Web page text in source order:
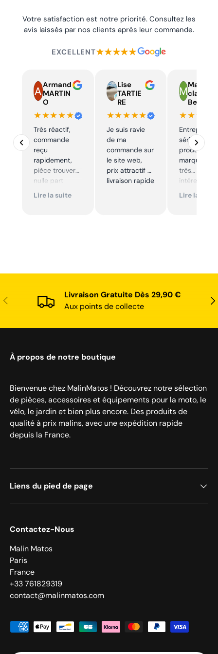
Votre satisfaction est notre priorité. Consultez les
avis laissés par nos clients après leur commande.
EXCELLENT★★★★★
Armand
MARTIN
O
★★★★★
Très réactif,
commande
reçu
rapidement,
pièce trouver
nulle part
ailleurs et
Lire la suite
Lise
TARTIE
RE
★★★★★
Je suis ravie
de ma
commande sur
le site web,
prix attractif et
livraison rapide
Marie
claire
Beelen
Entreprise
sérieuse,
produits de
marque à
très
Excellent
Lire la suite
Précédent
Livraison Gratuite Dès 29,90 €
Aux points de collecte
À propos de notre boutique
Bienvenue chez MalinMatos ! Découvrez notre sélection
de pièces, accessoires et équipements pour la moto, le
vélo, le jardin et bien plus encore. Des produits de
qualité à prix malins, avec une expédition rapide
depuis la France.
Liens du pied de page
Contactez-Nous
Malin Matos
Paris
France
+33 761829319
contact@malinmatos.com
Moyens de paiement acceptés